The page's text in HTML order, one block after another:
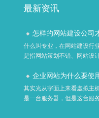
最新资讯
怎样的网站建设公司
什么叫专业，在网站建设行
是指网站策划不错、网站设
企业网站为什么要使
其实光从字面上来看虚拟主
是一台服务器，但是这台服